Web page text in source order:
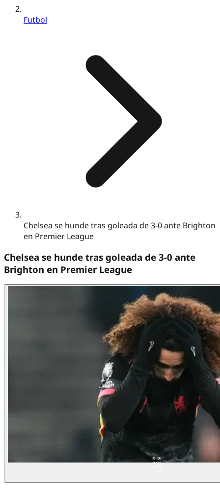
Futbol
Chelsea se hunde tras goleada de 3-0 ante Brighton
en Premier League
Chelsea se hunde tras goleada de 3-0 ante
Brighton en Premier League